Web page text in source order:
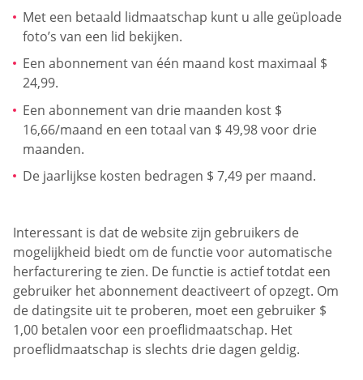
Met een betaald lidmaatschap kunt u alle geüploade
foto’s van een lid bekijken.
Een abonnement van één maand kost maximaal $
24,99.
Een abonnement van drie maanden kost $
16,66/maand en een totaal van $ 49,98 voor drie
maanden.
De jaarlijkse kosten bedragen $ 7,49 per maand.
Interessant is dat de website zijn gebruikers de
mogelijkheid biedt om de functie voor automatische
herfacturering te zien. De functie is actief totdat een
gebruiker het abonnement deactiveert of opzegt. Om
de datingsite uit te proberen, moet een gebruiker $
1,00 betalen voor een proeflidmaatschap. Het
proeflidmaatschap is slechts drie dagen geldig.